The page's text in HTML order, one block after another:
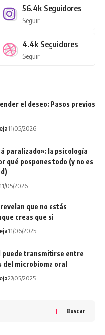
56.4k Seguidores
Seguir
4.4k Seguidores
Seguir
el deseo: Pasos previos
11/05/2026
paralizado»: la psicología
qué pospones todo (y no es
11/05/2026
que no estás
creas que sí
11/06/2025
puede transmitirse entre
del microbioma oral
27/05/2025
Buscar